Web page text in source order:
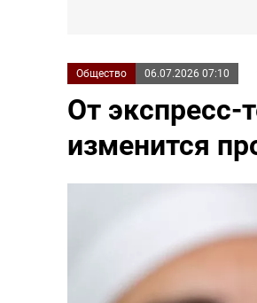
Общество 06.07.2026 07:10
От экспресс-
изменится